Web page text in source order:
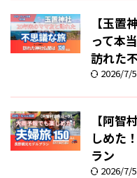
【玉置
って本
訪れた
2026/7/5
【阿智
しめた
ラン
2026/7/5